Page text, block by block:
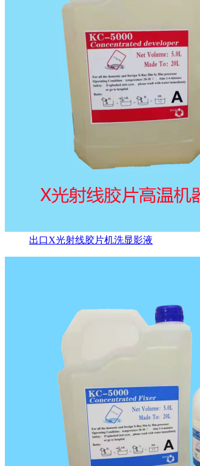
出口X光射线胶片机洗显影液